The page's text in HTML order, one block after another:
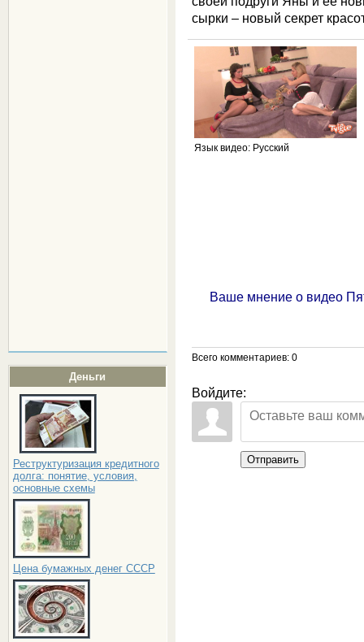
Деньги
Реструктуризация кредитного
долга: понятие, условия,
основные схемы
Цена бумажных денег СССР
сырки – новый секрет
Язык видео: Русский
Ваше мнение о видео
Всего комментариев: 0
Войдите:
Отправить